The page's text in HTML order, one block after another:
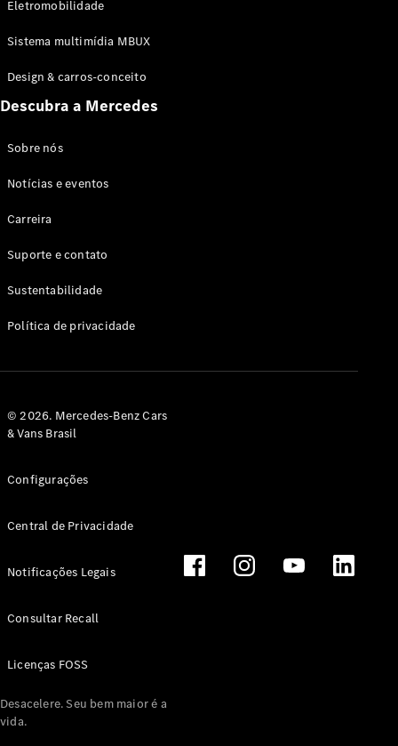
Eletromobilidade
Sistema multimídia MBUX
Design & carros-conceito
Descubra a Mercedes
Sobre nós
Notícias e eventos
Carreira
Suporte e contato
Sustentabilidade
Política de privacidade
© 2026. Mercedes-Benz Cars
& Vans Brasil
Configurações
Central de Privacidade
Notificações Legais
Consultar Recall
Licenças FOSS
Desacelere. Seu bem maior é a
vida.